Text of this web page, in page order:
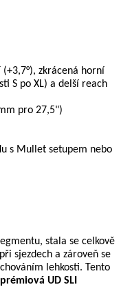
zkrácená horní
S po XL) a delší reach
pro 27,5")
s Mullet setupem nebo
stala se celkově
sjezdech a zároveň se
lehkosti. Tento
prémiová UD SLI